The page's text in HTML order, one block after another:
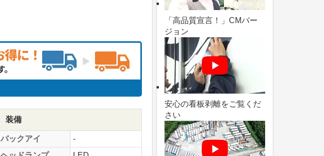
装備
バックアイ
-
「高品質宣言！」CMバー
ジョン
安心の看板剥離をご覧くだ
さい